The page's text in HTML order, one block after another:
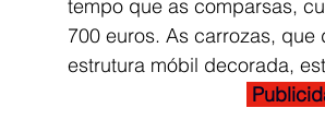
tempo que as comparsas,
700 euros. As carrozas,
estrutura móbil decorada,